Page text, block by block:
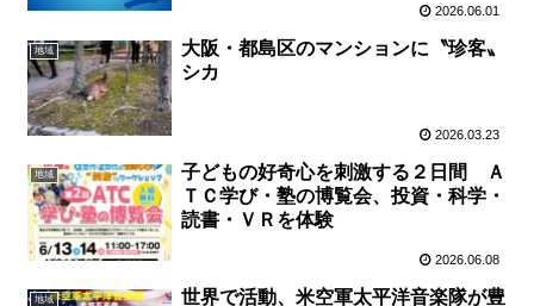
2026.06.01
地域
大阪・都島区のマンションに〝珍客〟
シカ
2026.03.23
地域
子どもの好奇心を刺激する２日間 Ａ
ＴＣ学び・塾の博覧会、投資・科学・
読書・ＶＲを体験
2026.06.08
地域
世界で活動、米空軍太平洋音楽隊が豊